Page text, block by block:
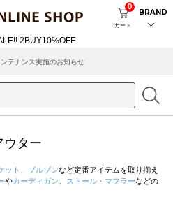
カート
0
BRAND
送遅延・停止について
ウター
ット ブルゾンなど定番アイテムを取り揃え
やカーディガン ストール・マフラーなどの